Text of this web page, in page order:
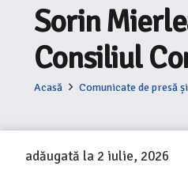
Sorin
Consiliul
Acasă Comunicate de presă
adăugată la 2 iulie, 2026